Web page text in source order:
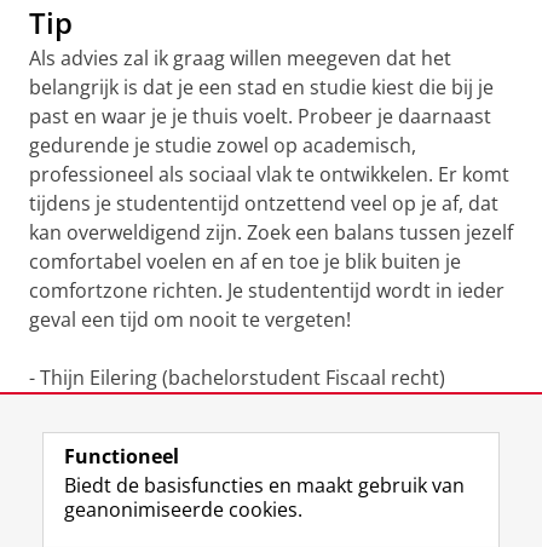
Tip
Als advies zal ik graag willen meegeven dat het
belangrijk is dat je een stad en studie kiest die bij je
past en waar je je thuis voelt. Probeer je daarnaast
gedurende je studie zowel op academisch,
professioneel als sociaal vlak te ontwikkelen. Er komt
tijdens je studententijd ontzettend veel op je af, dat
kan overweldigend zijn. Zoek een balans tussen jezelf
comfortabel voelen en af en toe je blik buiten je
comfortzone richten. Je studententijd wordt in ieder
geval een tijd om nooit te vergeten!
- Thijn Eilering (bachelorstudent Fiscaal recht)
Laatst gewijzigd: 16 december 2024 11:36
Functioneel
Biedt de basisfuncties en maakt gebruik van
geanonimiseerde cookies.